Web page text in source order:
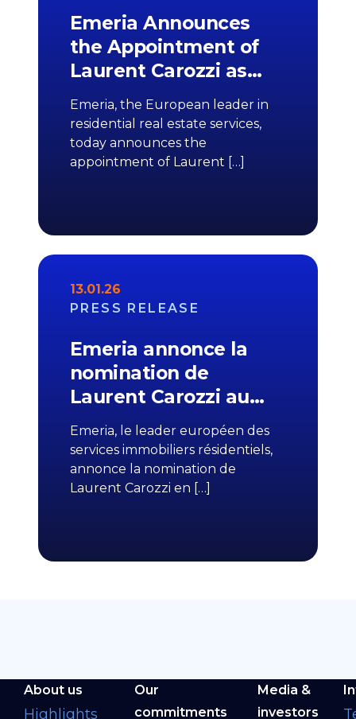
Emeria Announces
the Appointment of
Laurent Carozzi as…
Emeria, the European leader in
residential real estate services,
today announces the
appointment of Laurent […]
13.01.26
PRESS RELEASE
Emeria annonce la
nomination de
Laurent Carozzi au…
Emeria, le leader européen des
services immobiliers résidentiels,
annonce la nomination de
Laurent Carozzi en […]
About us
Highlights
Our
commitments
Media &
investors